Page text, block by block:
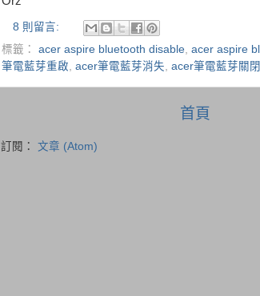
8 則留言:
標籤： acer aspire bluetooth disable acer aspire
筆電藍芽重啟 acer筆電藍芽消失 acer筆電藍芽關閉
首頁
訂閱： 文章 (Atom)